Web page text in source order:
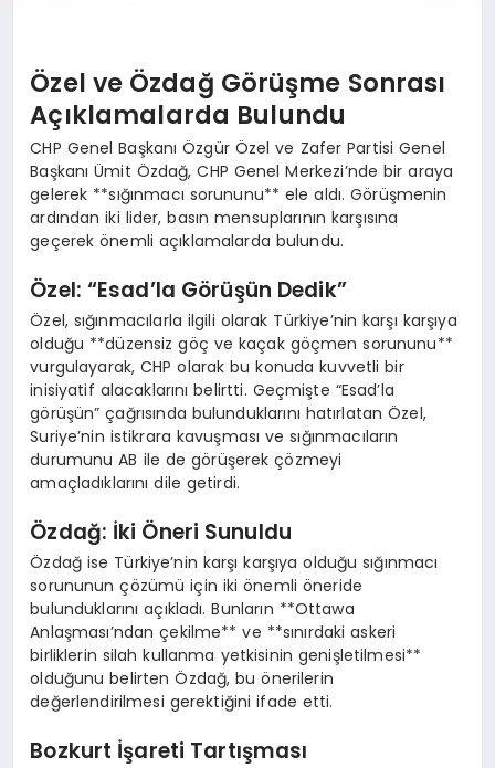
Özel ve Özdağ Görüşme Sonrası
Açıklamalarda Bulundu
CHP Genel Başkanı Özgür Özel ve Zafer Partisi Genel
Başkanı Ümit Özdağ, CHP Genel Merkezi’nde bir araya
gelerek **sığınmacı sorununu** ele aldı. Görüşmenin
ardından iki lider, basın mensuplarının karşısına
geçerek önemli açıklamalarda bulundu.
Özel: “Esad’la Görüşün Dedik”
Özel, sığınmacılarla ilgili olarak Türkiye’nin karşı karşıya
olduğu **düzensiz göç ve kaçak göçmen sorununu**
vurgulayarak, CHP olarak bu konuda kuvvetli bir
inisiyatif alacaklarını belirtti. Geçmişte “Esad’la
görüşün” çağrısında bulunduklarını hatırlatan Özel,
Suriye’nin istikrara kavuşması ve sığınmacıların
durumunu AB ile de görüşerek çözmeyi
amaçladıklarını dile getirdi.
Özdağ: İki Öneri Sunuldu
Özdağ ise Türkiye’nin karşı karşıya olduğu sığınmacı
sorununun çözümü için iki önemli öneride
bulunduklarını açıkladı. Bunların **Ottawa
Anlaşması’ndan çekilme** ve **sınırdaki askeri
birliklerin silah kullanma yetkisinin genişletilmesi**
olduğunu belirten Özdağ, bu önerilerin
değerlendirilmesi gerektiğini ifade etti.
Bozkurt İşareti Tartışması